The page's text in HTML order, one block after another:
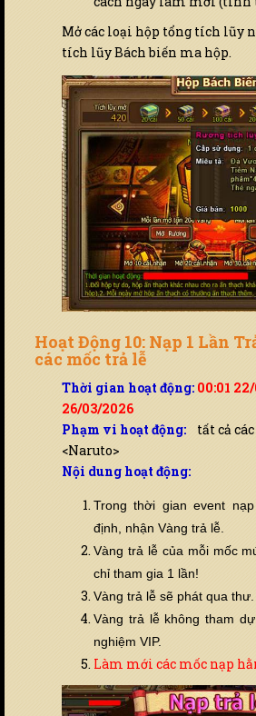
Mở các loại hộp tổng tích lũy
tích lũy Bách biến ma hộp.
Hoạt Động 10: Nạp 1 Lần
các mốc trả lễ
Thời gian hoạt động: 00:01
26/03/2026
Phạm vi hoạt động: tất cả
<Naruto>
Nội dung hoạt động:
Trong thời gian event
định, nhận Vàng trả lễ.
Vàng trả lễ của mỗi mốc
chỉ tham gia 1 lần!
Vàng trả lễ sẽ phát qua thư.
Vàng trả lễ không tham
nghiệm VIP.
Làm mới các mốc nạp